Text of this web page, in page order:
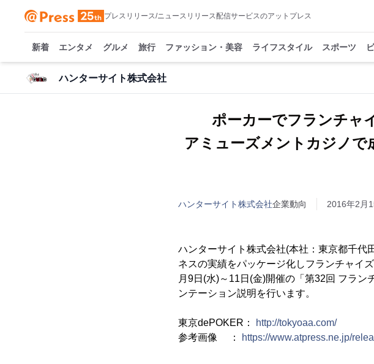
プレスリリース/ニュースリリース配信サービスのアットプレス
新着 エンタメ グルメ 旅行 ファッション・美容 ライフスタイル スポーツ
ハンターサイト株式会社
ポーカーでフランチャ
アミューズメントカジノで
ハンターサイト株式会社企業動向 2016年2月
ハンターサイト株式会社(本社：東京都千代
ネスの実績をパッケージ化しフランチャイ
月9日(水)～11日(金)開催の「第32回 フラ
ンテーション説明を行います。
東京dePOKER：
http://tokyoaa.com/
参考画像 ：
https://www.atpress.ne.jp/